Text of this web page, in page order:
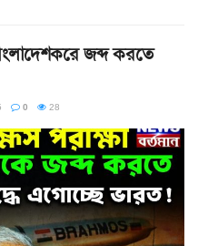
জব্দ করতে
0 28